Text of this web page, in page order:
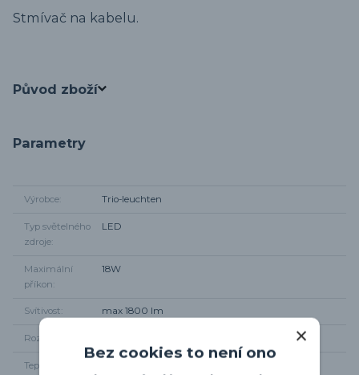
Stmívač na kabelu.
Původ zboží
Parametry
Výrobce Trio-leuchten
Typ světelného
zdroje
LED
Maximální
příkon
18W
Svítivost max 1800 lm
Rozměry
Teplota
Bez cookies to není ono